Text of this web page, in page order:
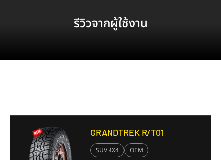
รีวิวจากผู้ใช้งาน
GRANDTREK R/T01
SUV 4X4 OEM